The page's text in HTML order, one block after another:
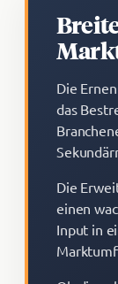
Die
das
Die
einen
Input in